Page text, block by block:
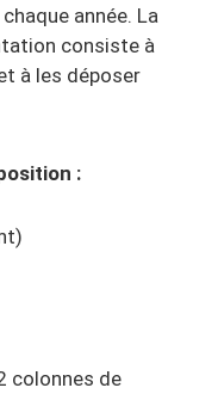
année. La
consiste à
à les déposer
:
colonnes de